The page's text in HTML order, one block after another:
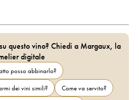
questo vino? Chiedi a Margaux, la
digitale
posso abbinarlo?
dei vini simili?
Come va servito?